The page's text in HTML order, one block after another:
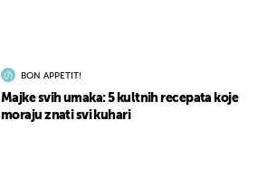
BON APPETIT!
Majke svih umaka: 5 kultnih recepata koje
moraju znati svi kuhari